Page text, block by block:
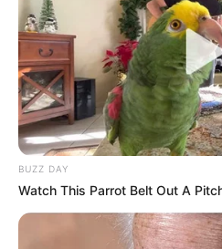
BUZZ DAY
Watch This Parrot Belt Out A